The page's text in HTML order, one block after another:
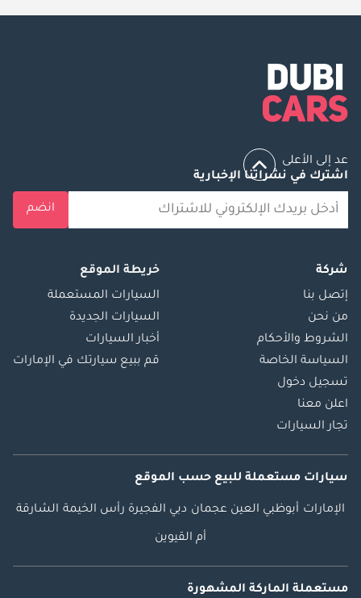
عد إلى الأعلى
اشترك في نشراتنا الإخبارية
انضم
شركة
إتصل بنا
من نحن
الشروط والأحكام
السياسة الخاصة
تسجيل دخول
اعلن معنا
تجار السيارات
خريطة الموقع
السيارات المستعملة
السيارات الجديدة
أخبار السيارات
قم ببيع سيارتك في الإمارات
سيارات مستعملة للبيع حسب الموقع
الإمارات أبوظبي العين عجمان دبي الفجيرة رأس الخيمة الشارقة
أم القيوين
مستعملة الماركة المشهورة